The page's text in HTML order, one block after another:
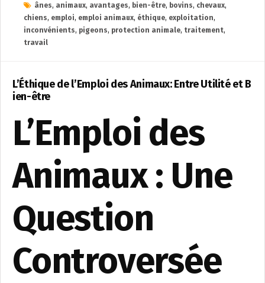
ânes, animaux, avantages, bien-être, bovins, chevaux,
chiens, emploi, emploi animaux, éthique, exploitation,
inconvénients, pigeons, protection animale, traitement,
travail
L’Éthique de l’Emploi des Animaux: Entre Utilité et B
ien-être
L’Emploi des
Animaux : Une
Question
Controversée